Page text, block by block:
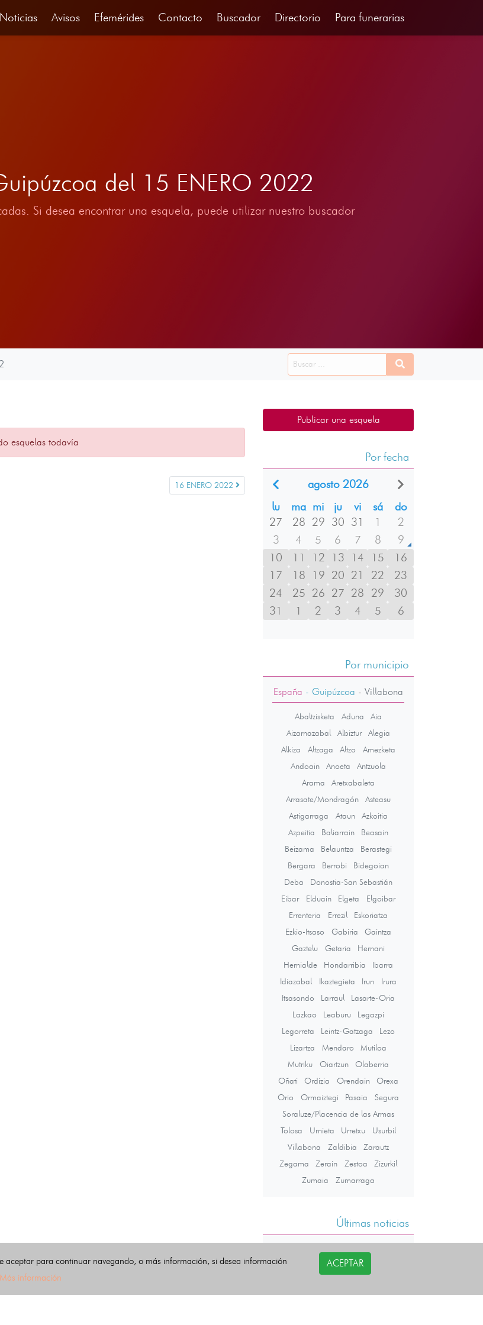
Noticias Avisos Efemérides Contacto Buscador Directorio Para funerarias
del 15 ENERO 2022
Si desea encontrar una esquela, puede utilizar nuestro buscador
esquelas todavía
16 ENERO 2022
Publicar una esquela
Por fecha
agosto 2026
lu
ma mi ju vi sá
do
27
28 29 30 31 1
2
3
4 5 6 7 8
9
10
11 12 13 14 15
16
17
18 19 20 21 22
23
24
25 26 27 28 29
30
31
1 2 3 4 5 6
Por municipio
España - Guipúzcoa - Villabona
Abaltzisketa Aduna
Aia
Aizarnazabal
Albiztur
Alegia
Alkiza
Altzaga Altzo
Amezketa
Andoain
Anoeta
Antzuola
Arama
Aretxabaleta
Arrasate/Mondragón
Asteasu
Astigarraga
Ataun
Azkoitia
Azpeitia
Baliarrain
Beasain
Beizama
Belauntza
Berastegi
Bergara
Berrobi
Bidegoian
Deba
Donostia-San Sebastián
Eibar
Elduain Elgeta
Elgoibar
Errenteria
Errezil
Eskoriatza
Ezkio-Itsaso
Gabiria
Gaintza
Gaztelu
Getaria
Hernani
Hernialde
Hondarribia
Ibarra
Idiazabal
Ikaztegieta Irun
Irura
Itsasondo
Larraul
Lasarte-Oria
Lazkao
Leaburu
Legazpi
Legorreta
Leintz-Gatzaga
Lezo
Lizartza
Mendaro
Mutiloa
Mutriku
Oiartzun
Olaberria
Oñati
Ordizia Orendain
Orexa
Orio
Ormaiztegi Pasaia
Segura
Soraluze/Placencia de las Armas
Tolosa
Urnieta Urretxu
Usurbil
Villabona
Zaldibia
Zarautz
Zegama
Zerain Zestoa
Zizurkil
Zumaia
Zumarraga
Últimas noticias
aceptar para continuar navegando, o más información, si desea información
Más información
ACEPTAR